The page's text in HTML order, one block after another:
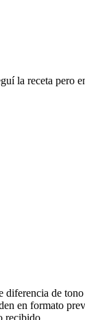
la receta pero
diferencia de
en formato
recibido.